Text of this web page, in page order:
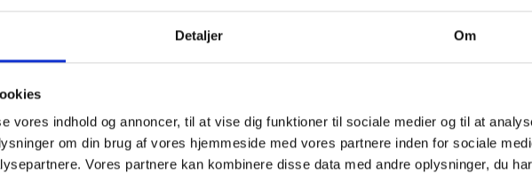
Detaljer Om
vores indhold og annoncer, til at vise dig funktioner til sociale medier og til at
om din brug af vores hjemmeside med vores partnere inden for sociale
Vores partnere kan kombinere disse data med andre oplysninger, du